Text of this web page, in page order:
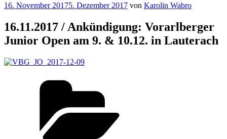
Veröffentlicht
16. November 20175. Dezember 2017 von Karolin Wabro
16.11.2017 / Ankündigung: Vorarlberger
Junior Open am 9. & 10.12. in Lauterach